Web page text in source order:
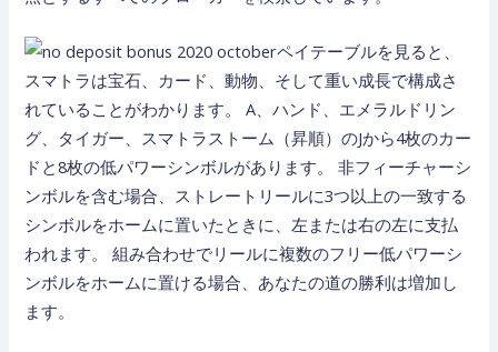
ペイテーブルを見ると、
スマトラは宝石、カード、動物、そして重い成長で構成さ
れていることがわかります。 A、ハンド、エメラルドリン
グ、タイガー、スマトラストーム（昇順）のJから4枚のカー
ドと8枚の低パワーシンボルがあります。 非フィーチャーシ
ンボルを含む場合、ストレートリールに3つ以上の一致する
シンボルをホームに置いたときに、左または右の左に支払
われます。 組み合わせでリールに複数のフリー低パワーシ
ンボルをホームに置ける場合、あなたの道の勝利は増加し
ます。